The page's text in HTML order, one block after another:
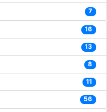
7
16
13
8
11
56